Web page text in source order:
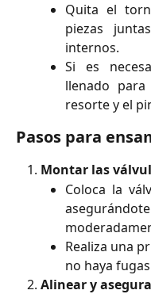
Quita el
piezas
internos.
Si es
llenado
resorte y el
Pasos para
Montar las
Coloca la
Realiza una
no haya
Alinear y